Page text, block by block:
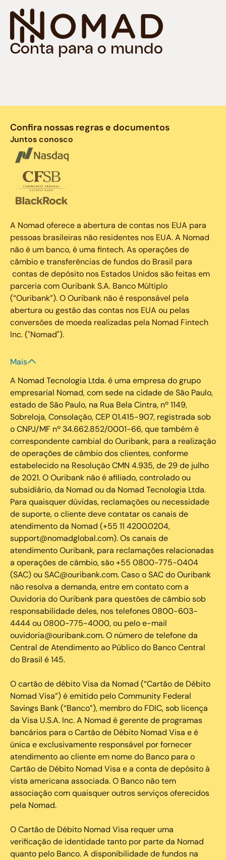
Conta para o mundo
Confira nossas regras e documentos
Juntos conosco
A Nomad oferece a abertura de contas nos EUA para
pessoas brasileiras não residentes nos EUA. A Nomad
não é um banco, é uma fintech. As operações de
câmbio e transferências de fundos do Brasil para
contas de depósito nos Estados Unidos são feitas em
parceria com Ouribank S.A. Banco Múltiplo
(“Ouribank”). O Ouribank não é responsável pela
abertura ou gestão das contas nos EUA ou pelas
conversões de moeda realizadas pela Nomad Fintech
Inc. ("Nomad").
Mais
A Nomad Tecnologia Ltda. é uma empresa do grupo
empresarial Nomad, com sede na cidade de São Paulo,
estado de São Paulo, na Rua Bela Cintra, nº 1149,
Sobreloja, Consolação, CEP 01.415-907, registrada sob
o CNPJ/MF nº 34.662.852/0001-66, que também é
correspondente cambial do Ouribank, para a realização
de operações de câmbio dos clientes, conforme
estabelecido na Resolução CMN 4.935, de 29 de julho
de 2021. O Ouribank não é afiliado, controlado ou
subsidiário, da Nomad ou da Nomad Tecnologia Ltda.
Para quaisquer dúvidas, reclamações ou necessidade
de suporte, o cliente deve contatar os canais de
atendimento da Nomad (+55 11 4200.0204,
support@nomadglobal.com). Os canais de
atendimento Ouribank, para reclamações relacionadas
a operações de câmbio, são +55 0800-775-0404
(SAC) ou SAC@ouribank.com. Caso o SAC do Ouribank
não resolva a demanda, entre em contato com a
Ouvidoria do Ouribank para questões de câmbio sob
responsabilidade deles, nos telefones 0800-603-
4444 ou 0800-775-4000, ou pelo e-mail
ouvidoria@ouribank.com. O número de telefone da
Central de Atendimento ao Público do Banco Central
do Brasil é 145.
O cartão de débito Visa da Nomad (“Cartão de Débito
Nomad Visa”) é emitido pelo Community Federal
Savings Bank (“Banco”), membro do FDIC, sob licença
da Visa U.S.A. Inc. A Nomad é gerente de programas
bancários para o Cartão de Débito Nomad Visa e é
única e exclusivamente responsável por fornecer
atendimento ao cliente em nome do Banco para o
Cartão de Débito Nomad Visa e a conta de depósito à
vista americana associada. O Banco não tem
associação com quaisquer outros serviços oferecidos
pela Nomad.
O Cartão de Débito Nomad Visa requer uma
verificação de identidade tanto por parte da Nomad
quanto pelo Banco. A disponibilidade de fundos na